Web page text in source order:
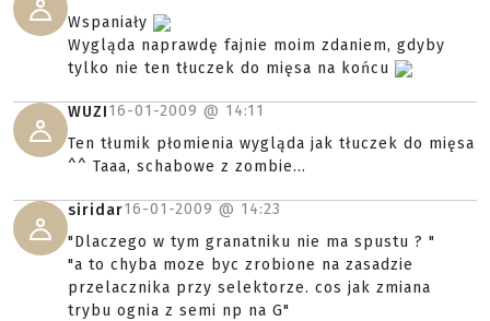
Wspaniały
Wygląda naprawdę fajnie moim zdaniem, gdyby
tylko nie ten tłuczek do mięsa na końcu
WUZI16-01-2009 @ 14:11
Ten tłumik płomienia wygląda jak tłuczek do mięsa
^^ Taaa, schabowe z zombie...
siridar16-01-2009 @ 14:23
"Dlaczego w tym granatniku nie ma spustu ? "
"a to chyba moze byc zrobione na zasadzie
przelacznika przy selektorze. cos jak zmiana
trybu ognia z semi np na G"